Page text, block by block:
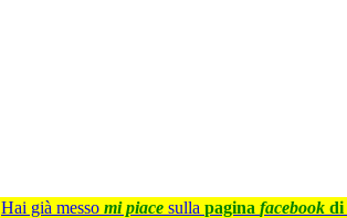
Hai già messo mi piace sulla pagina facebook di